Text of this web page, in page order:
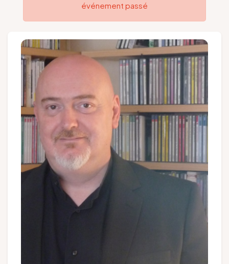
Suivez-nous
Presse
Groupes et voyagistes
FR EN NL DE
événement passé